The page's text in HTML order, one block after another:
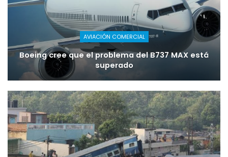
AVIACIÓN COMERCIAL
Boeing cree que el problema del B737 MAX está
superado